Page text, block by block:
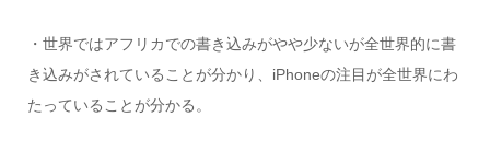
・世界ではアフリカでの書き込みがやや少ないが全世界的に書
き込みがされていることが分かり、iPhoneの注目が全世界にわ
たっていることが分かる。